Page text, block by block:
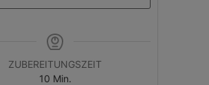
ZUBEREITUNGSZEIT
10 Min.